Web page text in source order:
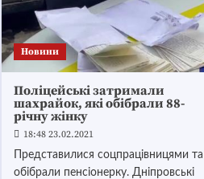
Новини
Поліцейські затримали
шахрайок, які обібрали 88-
річну жінку
18:48 23.02.2021
Представилися соцпрацівницями та
обібрали пенсіонерку. Дніпровські